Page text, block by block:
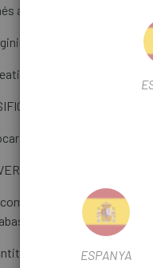
aporta:
(250 mg per presa).
(3 g per presa).
a 500ml d'aigua i agitar.
alimentaris
dels nens més petits.
diària recomanada:
ESPANYA